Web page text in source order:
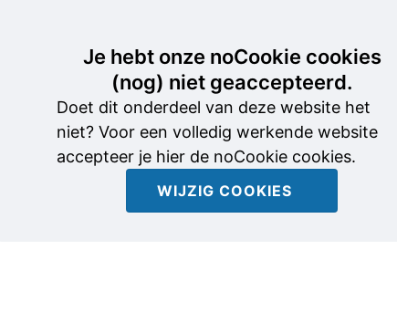
Je hebt onze noCookie cookies
(nog) niet geaccepteerd.
Doet dit onderdeel van deze website het
niet? Voor een volledig werkende website
accepteer je hier de noCookie cookies.
WIJZIG COOKIES